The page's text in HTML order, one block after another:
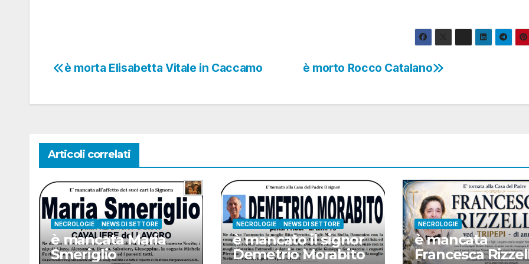
Navigazione
è morto Rocco Catalano
è morta Elisabetta Vitale in Caccamo
Articoli correlati
NECROLOGIE NEWS DI SETTORE
è mancata Maria
Smeriglio
NECROLOGIE NEWS DI SETTORE
è mancato il signor
Demetrio Morabito
NECROLOGIE
è mancata
Francesca